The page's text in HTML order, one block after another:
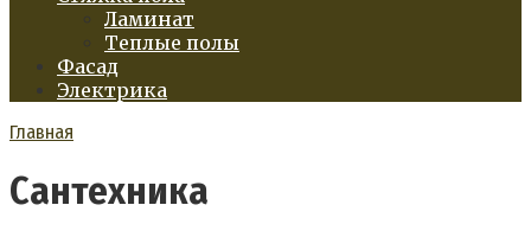
Ламинат
Теплые полы
Фасад
Электрика
Главная
Сантехника